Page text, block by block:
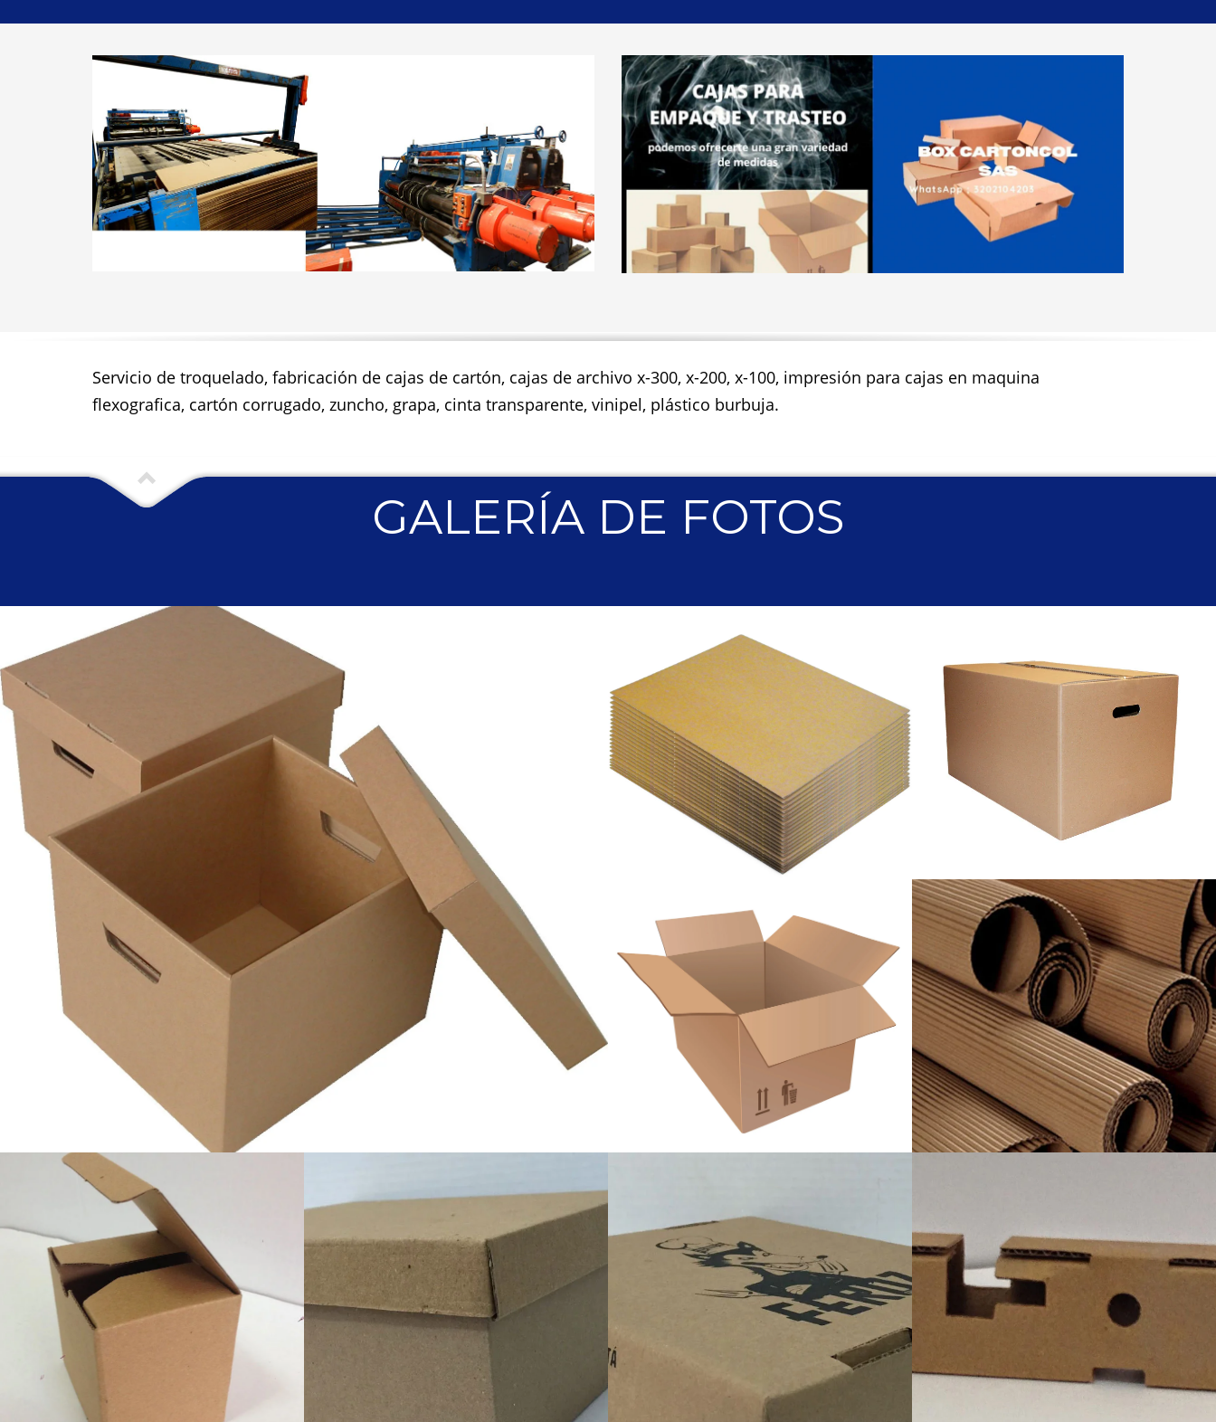
Servicio de troquelado, fabricación de cajas de cartón, cajas de archivo x-300, x-200, x-100, impresión para cajas en maquina
flexografica, cartón corrugado, zuncho, grapa, cinta transparente, vinipel, plástico burbuja.
GALERÍA DE FOTOS